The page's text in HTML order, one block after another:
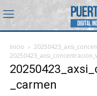
Inicio
_carmen